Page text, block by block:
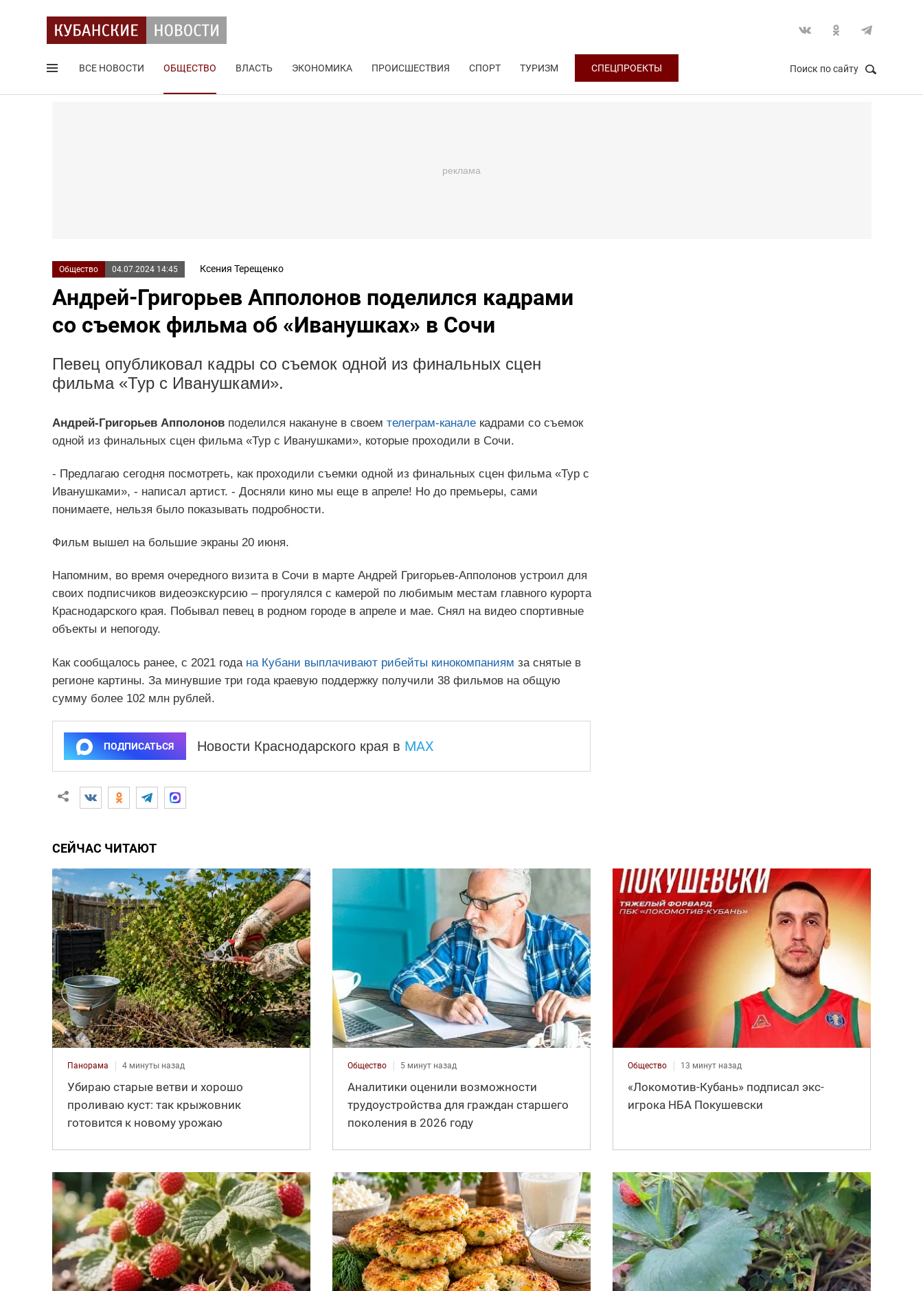
ВСЕ НОВОСТИ ОБЩЕСТВО ВЛАСТЬ ЭКОНОМИКА ПРОИСШЕСТВИЯ СПОРТ ТУРИЗМ СПЕЦПРОЕКТЫ Поиск по сайту
Общество 04.07.2024 14:45 Ксения Терещенко
Андрей-Григорьев Апполонов поделился кадрами
со съемок фильма об «Иванушках» в Сочи
Певец опубликовал кадры со съемок одной из финальных сцен
фильма «Тур с Иванушками».
Андрей-Григорьев Апполонов поделился накануне в своем телеграм-каналекадрами со съемок
одной из финальных сцен фильма «Тур с Иванушками», которые проходили в Сочи.
- Предлагаю сегодня посмотреть, как проходили съемки одной из финальных сцен фильма «Тур с
Иванушками», - написал артист. - Досняли кино мы еще в апреле! Но до премьеры, сами
понимаете, нельзя было показывать подробности.
Фильм вышел на большие экраны 20 июня.
Напомним, во время очередного визита в Сочи в марте Андрей Григорьев-Апполонов устроил для
своих подписчиков видеоэкскурсию – прогулялся с камерой по любимым местам главного курорта
Краснодарского края. Побывал певец в родном городе в апреле и мае. Снял на видео спортивные
объекты и непогоду.
Как сообщалось ранее, с 2021 года на Кубани выплачивают рибейты кинокомпаниям за снятые в
регионе картины. За минувшие три года краевую поддержку получили 38 фильмов на общую
сумму более 102 млн рублей.
ПОДПИСАТЬСЯ Новости Краснодарского края в MAX
СЕЙЧАС ЧИТАЮТ
Панорама 4 минуты назад
Убираю старые ветви и хорошо
проливаю куст: так крыжовник
готовится к новому урожаю
Общество 5 минут назад
Аналитики оценили возможности
трудоустройства для граждан старшего
поколения в 2026 году
Общество 13 минут назад
«Локомотив-Кубань» подписал экс-
игрока НБА Покушевски